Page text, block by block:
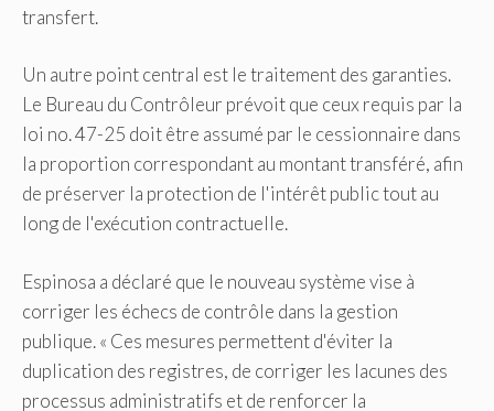
transfert.
Un autre point central est le traitement des garanties.
Le Bureau du Contrôleur prévoit que ceux requis par la
loi no. 47-25 doit être assumé par le cessionnaire dans
la proportion correspondant au montant transféré, afin
de préserver la protection de l'intérêt public tout au
long de l'exécution contractuelle.
Espinosa a déclaré que le nouveau système vise à
corriger les échecs de contrôle dans la gestion
publique. « Ces mesures permettent d'éviter la
duplication des registres, de corriger les lacunes des
processus administratifs et de renforcer la